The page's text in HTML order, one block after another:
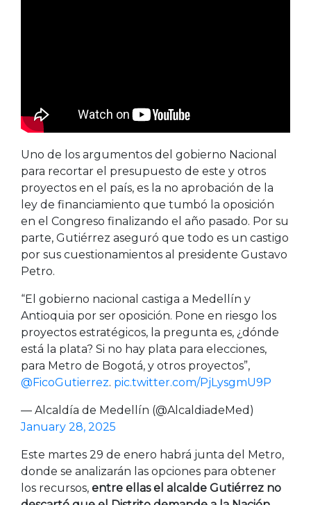
Uno de los argumentos del gobierno Nacional
para recortar el presupuesto de este y otros
proyectos en el país, es la no aprobación de la
ley de financiamiento que tumbó la oposición
en el Congreso finalizando el año pasado. Por su
parte, Gutiérrez aseguró que todo es un castigo
por sus cuestionamientos al presidente Gustavo
Petro.
“El gobierno nacional castiga a Medellín y
Antioquia por ser oposición. Pone en riesgo los
proyectos estratégicos, la pregunta es, ¿dónde
está la plata? Si no hay plata para elecciones,
para Metro de Bogotá, y otros proyectos”,
@FicoGutierrez. pic.twitter.com/PjLysgmU9P
— Alcaldía de Medellín (@AlcaldiadeMed)
January 28, 2025
Este martes 29 de enero habrá junta del Metro,
donde se analizarán las opciones para obtener
los recursos, entre ellas el alcalde Gutiérrez no